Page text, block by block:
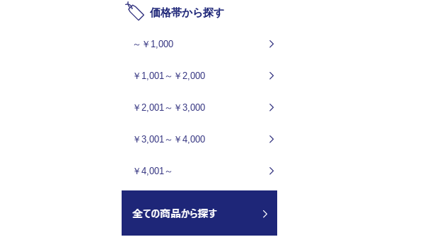
価格帯から探す
～￥1,000
￥1,001～￥2,000
￥2,001～￥3,000
￥3,001～￥4,000
￥4,001～